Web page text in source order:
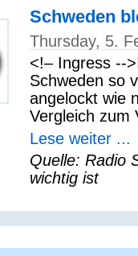
Schweden
Thursday, 5.
<!– Ingress --
Schweden so
angelockt wie
Vergleich zum
Lese weiter ...
Quelle: Radio
wichtig ist